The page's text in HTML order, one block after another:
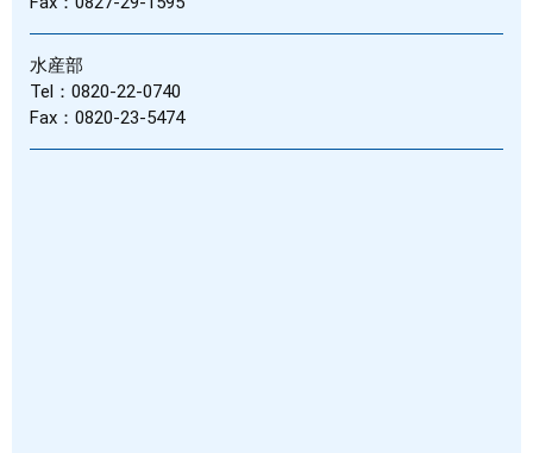
水産部
Tel：0820-22-0740
Fax：0820-23-5474